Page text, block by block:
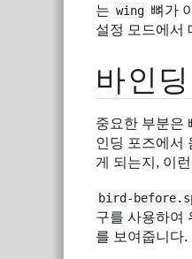
는 wing 뼈가
설정 모드에서
바인
중요한 부분은
인딩 포즈에서
게 되는지, 이
bird-
구를 사용하여
를 보여줍니다.